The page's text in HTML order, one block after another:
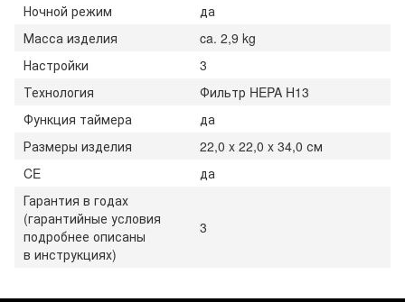
Ночной режим
да
Масса изделия
ca. 2,9 kg
Настройки
3
Технология
Фильтр HEPA H13
Функция таймера
да
Размеры изделия
22,0 x 22,0 x 34,0 см
CE
да
Гарантия в годах
(гарантийные условия
подробнее описаны
в инструкциях)
3